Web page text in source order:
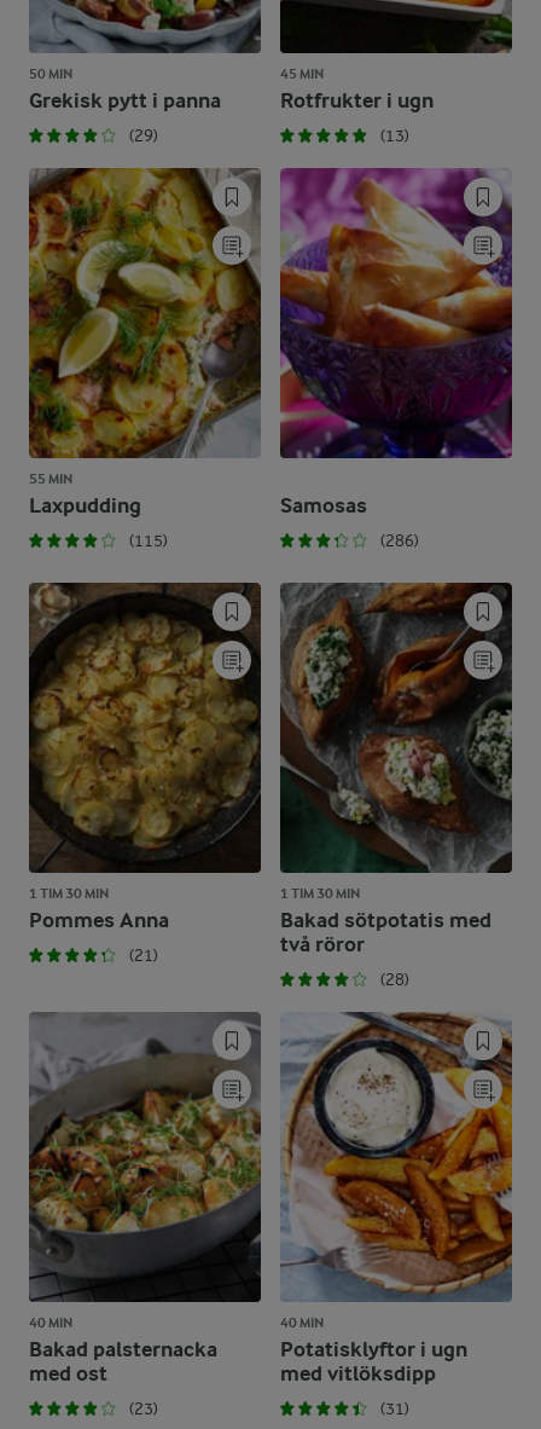
50 MIN
Grekisk pytt i panna
(29)
45 MIN
Rotfrukter i ugn
(13)
55 MIN
Laxpudding
(115)
Samosas
(286)
1 TIM 30 MIN
Pommes Anna
(21)
1 TIM 30 MIN
Bakad sötpotatis med
två röror
(28)
40 MIN
Bakad palsternacka
med ost
(23)
40 MIN
Potatisklyftor i ugn
med vitlöksdipp
(31)